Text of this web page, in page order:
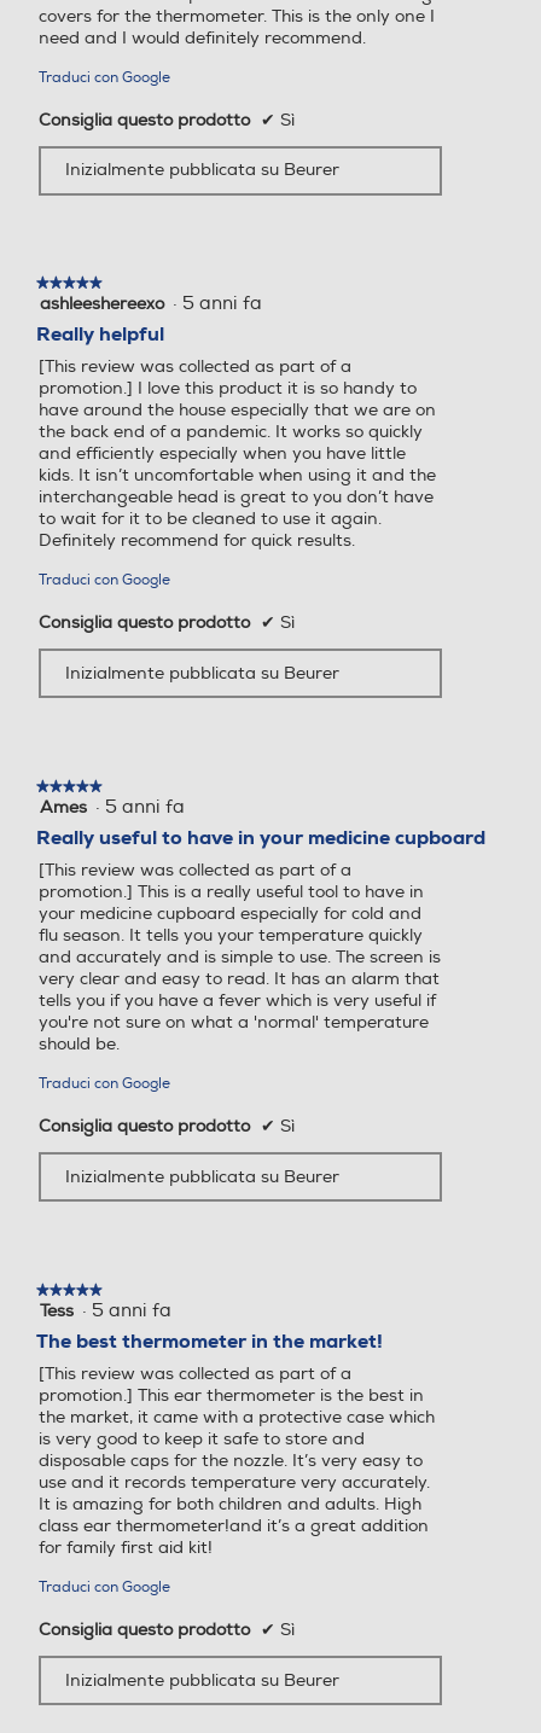
covers for the thermometer. This is the only one I
need and I would definitely recommend.
Traduci con Google
Consiglia questo prodotto ✔ Sì
Inizialmente pubblicata su Beurer
★★★★★
★★★★★
5
stelle.
ashleeshereexo · 5 anni fa
Really helpful
[This review was collected as part of a
promotion.] I love this product it is so handy to
have around the house especially that we are on
the back end of a pandemic. It works so quickly
and efficiently especially when you have little
kids. It isn’t uncomfortable when using it and the
interchangeable head is great to you don’t have
to wait for it to be cleaned to use it again.
Definitely recommend for quick results.
Traduci con Google
Consiglia questo prodotto ✔ Sì
Inizialmente pubblicata su Beurer
★★★★★
★★★★★
5
5
stelle.
Ames · 5 anni fa
Really useful to have in your medicine cupboard
[This review was collected as part of a
promotion.] This is a really useful tool to have in
your medicine cupboard especially for cold and
flu season. It tells you your temperature quickly
and accurately and is simple to use. The screen is
very clear and easy to read. It has an alarm that
tells you if you have a fever which is very useful if
you're not sure on what a 'normal' temperature
should be.
Traduci con Google
Consiglia questo prodotto ✔ Sì
Inizialmente pubblicata su Beurer
★★★★★
★★★★★
5
5
stelle.
Tess · 5 anni fa
The best thermometer in the market!
[This review was collected as part of a
promotion.] This ear thermometer is the best in
the market, it came with a protective case which
is very good to keep it safe to store and
disposable caps for the nozzle. It’s very easy to
use and it records temperature very accurately.
It is amazing for both children and adults. High
class ear thermometer!and it’s a great addition
for family first aid kit!
Traduci con Google
Consiglia questo prodotto ✔ Sì
Inizialmente pubblicata su Beurer